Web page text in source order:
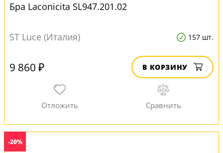
Бра Laconicita SL947.201.02
ST Luce (Италия) 157 шт.
9 860 ₽ В КОРЗИНУ
-20%